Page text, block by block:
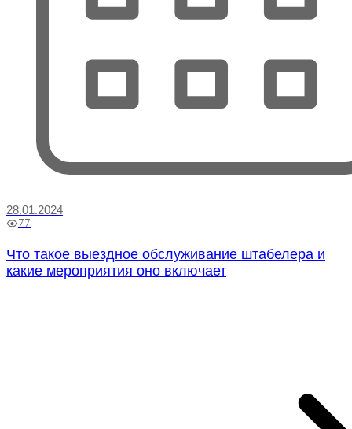
28.01.2024
77
Что такое выездное обслуживание штабелера и
какие мероприятия оно включает